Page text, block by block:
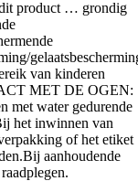
product … grondig
van kinderen
MET DE OGEN:
met water gedurende
het inwinnen van
of het etiket
Bij aanhoudende